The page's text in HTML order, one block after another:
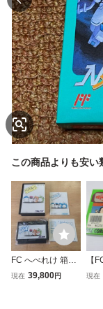
この商品よりも安い
FC へべれけ 箱説
ハガキ ファミコン
現在 39,800円
【
ソ
現在